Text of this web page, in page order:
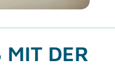
MIT DER